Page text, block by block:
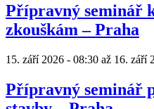
Přípravný seminář
zkouškám – Praha
15. září 2026 - 08:30 až 16. září
Přípravný seminář